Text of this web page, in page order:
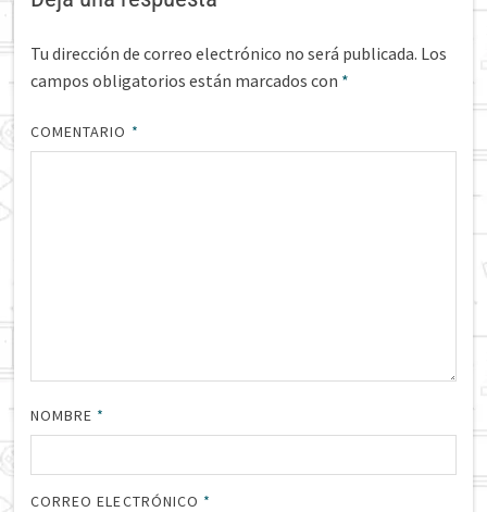
Tu dirección de correo electrónico no será publicada. Los
campos obligatorios están marcados con *
COMENTARIO *
NOMBRE *
CORREO ELECTRÓNICO *